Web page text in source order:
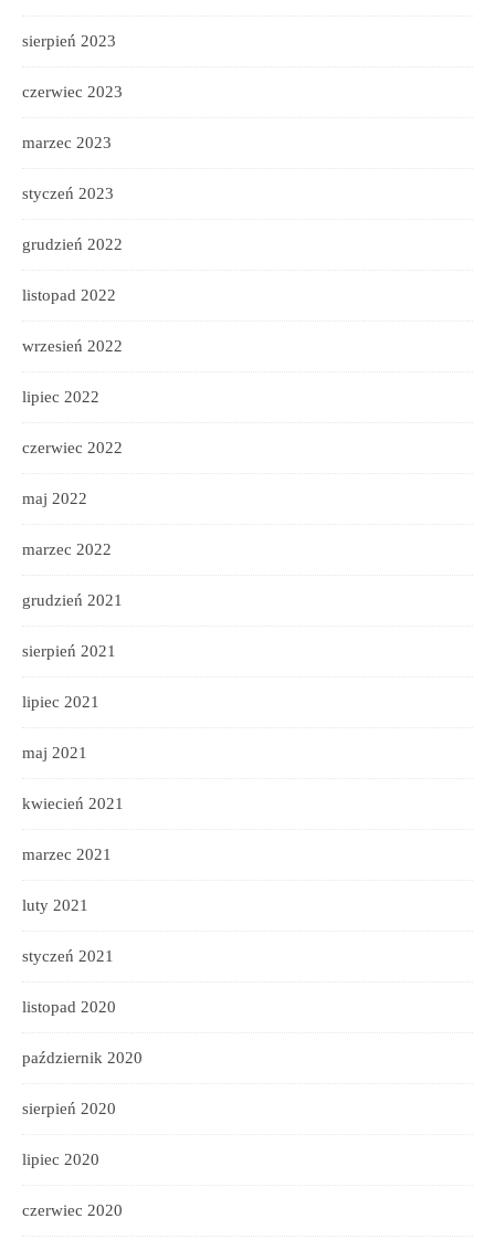
sierpień 2023
czerwiec 2023
marzec 2023
styczeń 2023
grudzień 2022
listopad 2022
wrzesień 2022
lipiec 2022
czerwiec 2022
maj 2022
marzec 2022
grudzień 2021
sierpień 2021
lipiec 2021
maj 2021
kwiecień 2021
marzec 2021
luty 2021
styczeń 2021
listopad 2020
październik 2020
sierpień 2020
lipiec 2020
czerwiec 2020